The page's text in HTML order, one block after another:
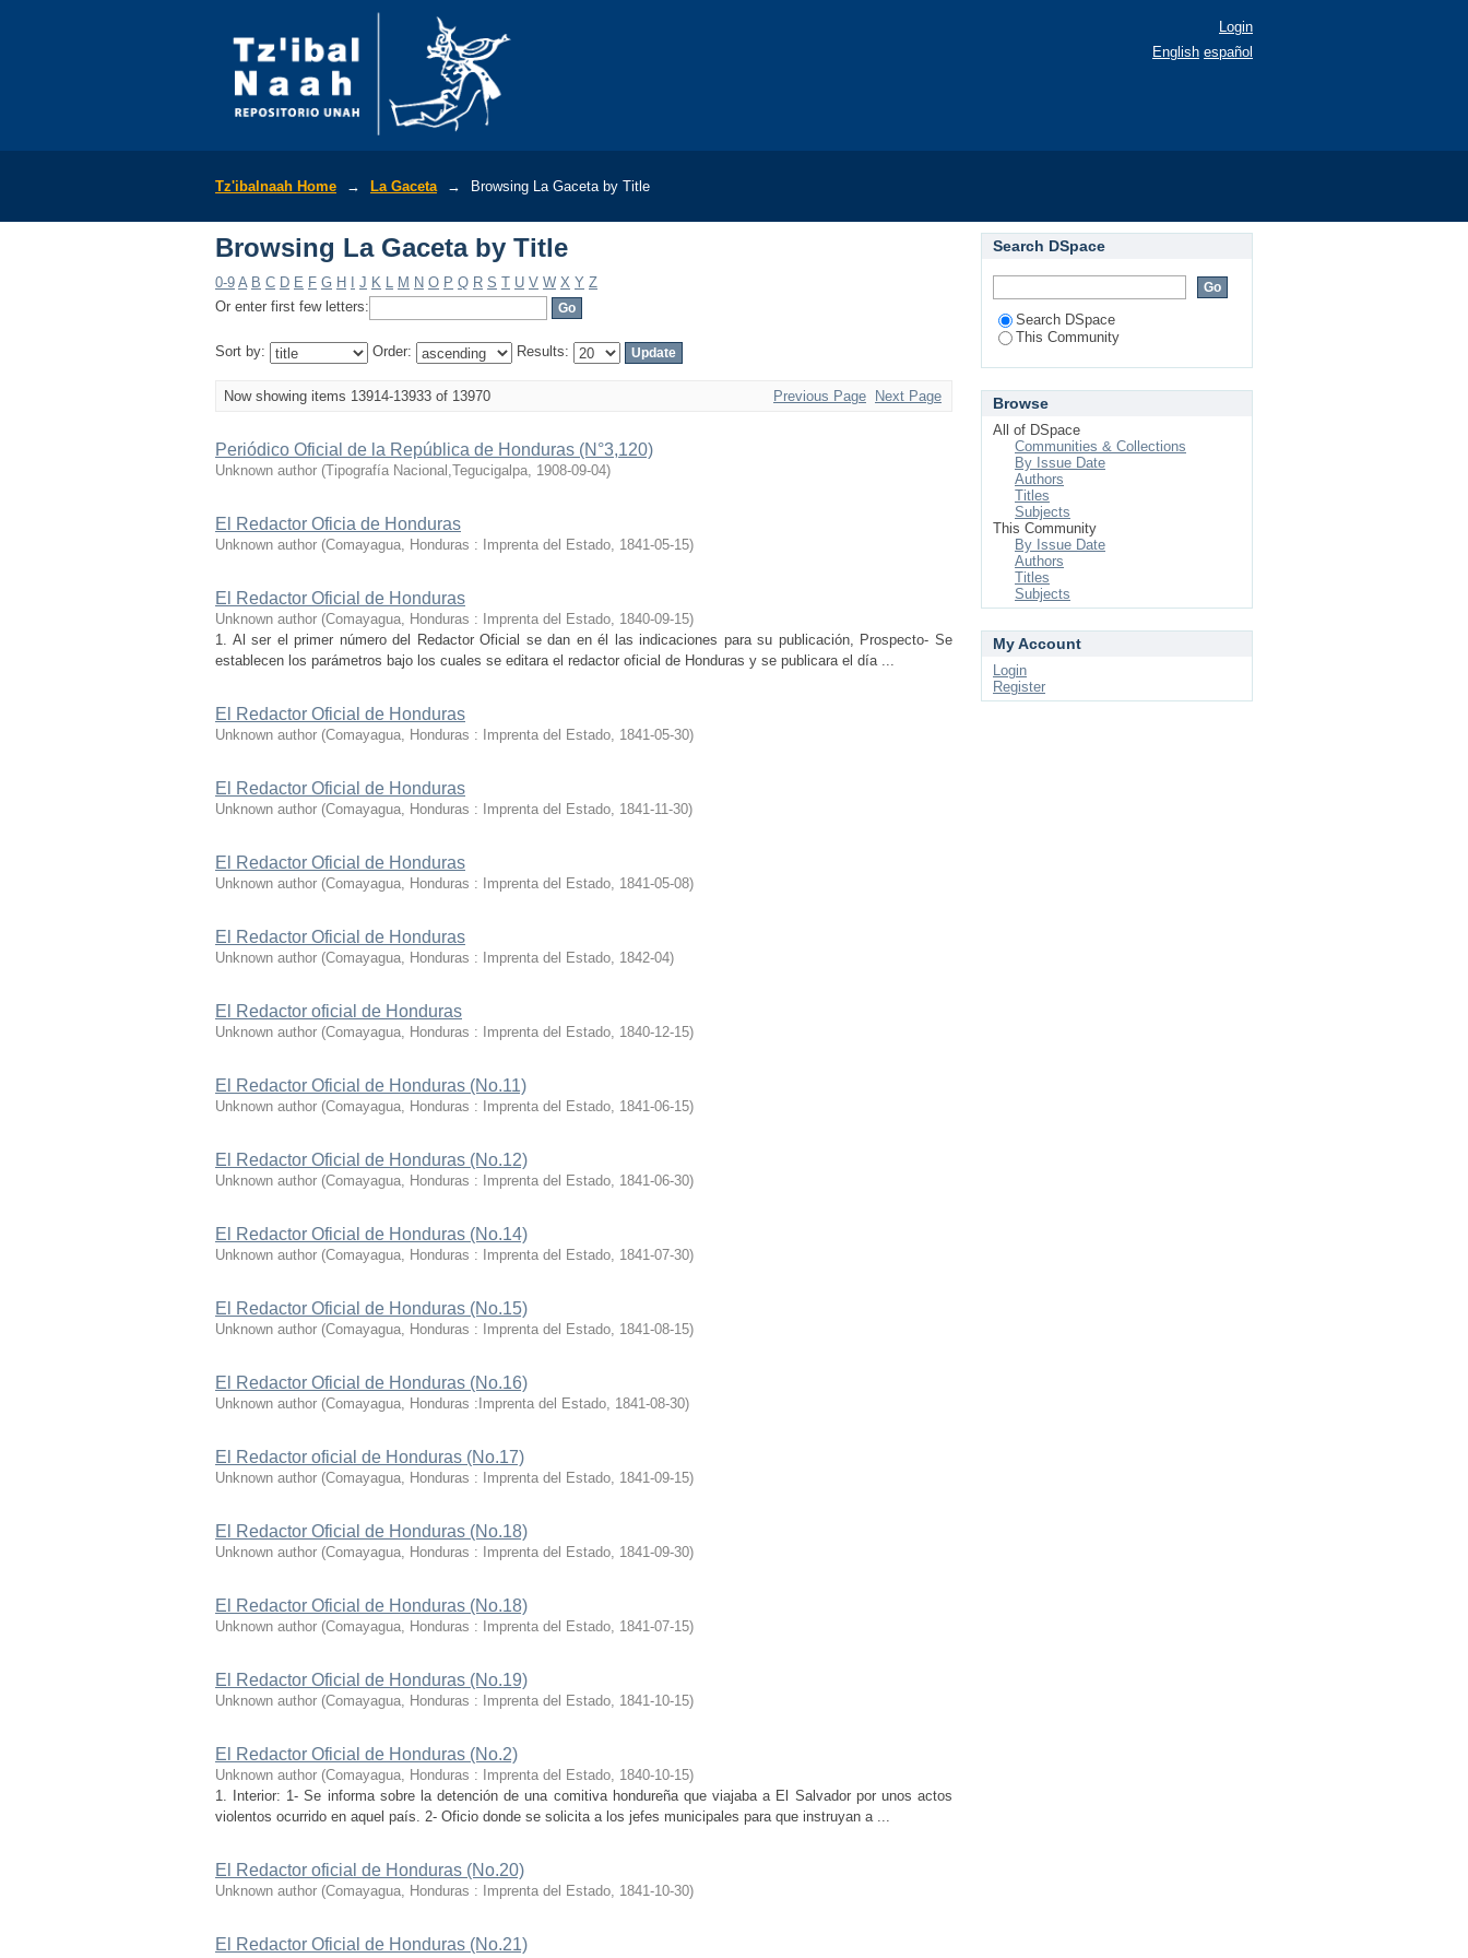
Login
English español
Tz'ibalnaah Home → La Gaceta → Browsing La Gaceta by Title
Browsing La Gaceta by Title
0-9 A B C D E F G H J K L M N O P Q R S T U V W X Y Z
Or enter first few letters:
Sort by: Order: Results:
Now showing items 13914-13933 of 13970 Previous Page Next Page
Periódico Oficial de la República de Honduras (N°3,120)
Unknown author (Tipografía Nacional,Tegucigalpa, 1908-09-04)
El Redactor Oficia de Honduras
Unknown author (Comayagua, Honduras : Imprenta del Estado, 1841-05-15)
El Redactor Oficial de Honduras
Unknown author (Comayagua, Honduras : Imprenta del Estado, 1840-09-15)
1. Al ser el primer número del Redactor Oficial se dan en él las indicaciones para su publicación, Prospecto- Se
establecen los parámetros bajo los cuales se editara el redactor oficial de Honduras y se publicara el día ...
El Redactor Oficial de Honduras
Unknown author (Comayagua, Honduras : Imprenta del Estado, 1841-05-30)
El Redactor Oficial de Honduras
Unknown author (Comayagua, Honduras : Imprenta del Estado, 1841-11-30)
El Redactor Oficial de Honduras
Unknown author (Comayagua, Honduras : Imprenta del Estado, 1841-05-08)
El Redactor Oficial de Honduras
Unknown author (Comayagua, Honduras : Imprenta del Estado, 1842-04)
El Redactor oficial de Honduras
Unknown author (Comayagua, Honduras : Imprenta del Estado, 1840-12-15)
El Redactor Oficial de Honduras (No.11)
Unknown author (Comayagua, Honduras : Imprenta del Estado, 1841-06-15)
El Redactor Oficial de Honduras (No.12)
Unknown author (Comayagua, Honduras : Imprenta del Estado, 1841-06-30)
El Redactor Oficial de Honduras (No.14)
Unknown author (Comayagua, Honduras : Imprenta del Estado, 1841-07-30)
El Redactor Oficial de Honduras (No.15)
Unknown author (Comayagua, Honduras : Imprenta del Estado, 1841-08-15)
El Redactor Oficial de Honduras (No.16)
Unknown author (Comayagua, Honduras :Imprenta del Estado, 1841-08-30)
El Redactor oficial de Honduras (No.17)
Unknown author (Comayagua, Honduras : Imprenta del Estado, 1841-09-15)
El Redactor Oficial de Honduras (No.18)
Unknown author (Comayagua, Honduras : Imprenta del Estado, 1841-09-30)
El Redactor Oficial de Honduras (No.18)
Unknown author (Comayagua, Honduras : Imprenta del Estado, 1841-07-15)
El Redactor Oficial de Honduras (No.19)
Unknown author (Comayagua, Honduras : Imprenta del Estado, 1841-10-15)
El Redactor Oficial de Honduras (No.2)
Unknown author (Comayagua, Honduras : Imprenta del Estado, 1840-10-15)
1. Interior: 1- Se informa sobre la detención de una comitiva hondureña que viajaba a El Salvador por unos actos
violentos ocurrido en aquel país. 2- Oficio donde se solicita a los jefes municipales para que instruyan a ...
El Redactor oficial de Honduras (No.20)
Unknown author (Comayagua, Honduras : Imprenta del Estado, 1841-10-30)
El Redactor Oficial de Honduras (No.21)
Search DSpace
Search DSpace
This Community
Browse
All of DSpace
Communities & Collections
By Issue Date
Authors
Titles
Subjects
This Community
By Issue Date
Authors
Titles
Subjects
My Account
Login
Register